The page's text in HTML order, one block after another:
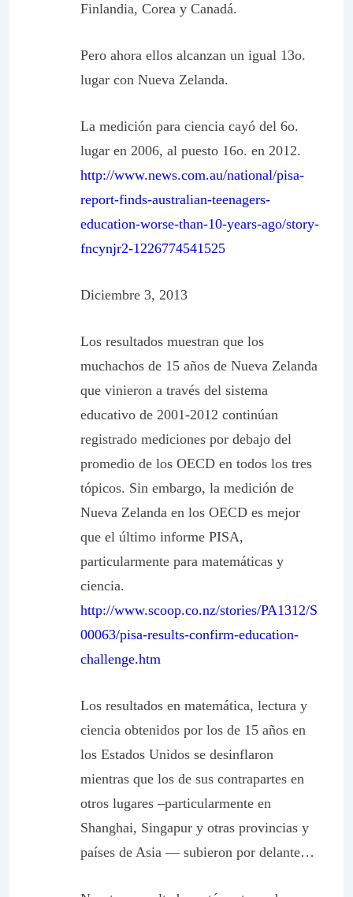
Finlandia, Corea y Canadá.
Pero ahora ellos alcanzan un igual 13o.
lugar con Nueva Zelanda.
La medición para ciencia cayó del 6o.
lugar en 2006, al puesto 16o. en 2012.
http://www.news.com.au/national/pisa-
report-finds-australian-teenagers-
education-worse-than-10-years-ago/story-
fncynjr2-1226774541525
Diciembre 3, 2013
Los resultados muestran que los
muchachos de 15 años de Nueva Zelanda
que vinieron a través del sistema
educativo de 2001-2012 continúan
registrado mediciones por debajo del
promedio de los OECD en todos los tres
tópicos. Sin embargo, la medición de
Nueva Zelanda en los OECD es mejor
que el último informe PISA,
particularmente para matemáticas y
ciencia.
http://www.scoop.co.nz/stories/PA1312/S
00063/pisa-results-confirm-education-
challenge.htm
Los resultados en matemática, lectura y
ciencia obtenidos por los de 15 años en
los Estados Unidos se desinflaron
mientras que los de sus contrapartes en
otros lugares –particularmente en
Shanghai, Singapur y otras provincias y
países de Asia — subieron por delante…